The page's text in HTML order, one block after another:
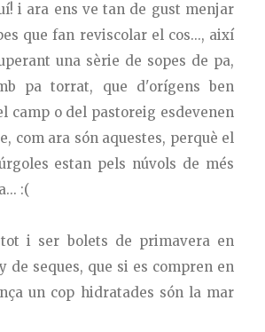
i ara ens ve tan de gust menjar
que fan reviscolar el cos..., així
una sèrie de sopes de pa,
pa torrat, que d'orígens ben
camp o del pastoreig esdevenen
com ara són aquestes, perquè el
estan pels núvols de més
:(
i ser bolets de primavera en
de seques, que si es compren en
un cop hidratades són la mar